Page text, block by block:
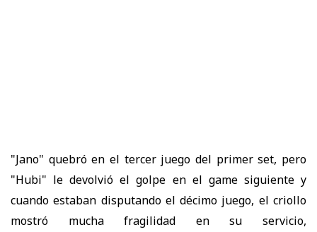
"Jano" quebró en el tercer juego del primer set, pero
"Hubi" le devolvió el golpe en el game siguiente y
cuando estaban disputando el décimo juego, el criollo
mostró mucha fragilidad en su servicio,